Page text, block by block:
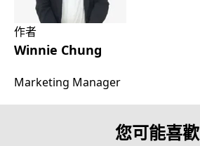
作者
Winnie Chung
Marketing Manager
您可能喜歡